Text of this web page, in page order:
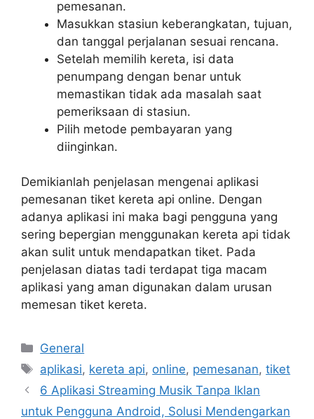
pemesanan.
Masukkan stasiun keberangkatan, tujuan,
dan tanggal perjalanan sesuai rencana.
Setelah memilih kereta, isi data
penumpang dengan benar untuk
memastikan tidak ada masalah saat
pemeriksaan di stasiun.
Pilih metode pembayaran yang
diinginkan.
Demikianlah penjelasan mengenai aplikasi
pemesanan tiket kereta api online. Dengan
adanya aplikasi ini maka bagi pengguna yang
sering bepergian menggunakan kereta api tidak
akan sulit untuk mendapatkan tiket. Pada
penjelasan diatas tadi terdapat tiga macam
aplikasi yang aman digunakan dalam urusan
memesan tiket kereta.
Categories
General
Tags
aplikasi, kereta api, online, pemesanan,tiket
6 Aplikasi Streaming Musik Tanpa Iklan
untuk Pengguna Android, Solusi Mendengarkan